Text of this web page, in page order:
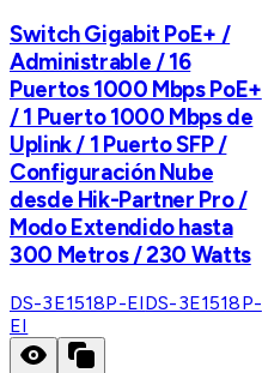
Switch Gigabit PoE+ /
Administrable / 16
Puertos 1000 Mbps PoE+
/ 1 Puerto 1000 Mbps de
Uplink / 1 Puerto SFP /
Configuración Nube
desde Hik-Partner Pro /
Modo Extendido hasta
300 Metros / 230 Watts
DS-3E1518P-EIDS-3E1518P-
EI